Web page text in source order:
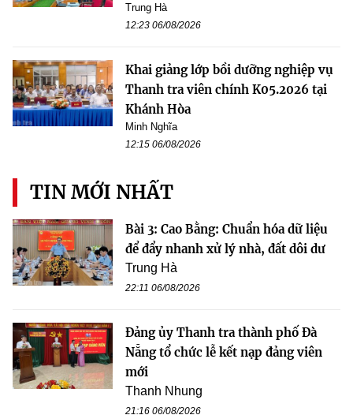
Trung Hà
12:23 06/08/2026
Khai giảng lớp bồi dưỡng nghiệp vụ
Thanh tra viên chính K05.2026 tại
Khánh Hòa
Minh Nghĩa
12:15 06/08/2026
TIN MỚI NHẤT
Bài 3: Cao Bằng: Chuẩn hóa dữ liệu
để đẩy nhanh xử lý nhà, đất dôi dư
Trung Hà
22:11 06/08/2026
Đảng ủy Thanh tra thành phố Đà
Nẵng tổ chức lễ kết nạp đảng viên
mới
Thanh Nhung
21:16 06/08/2026